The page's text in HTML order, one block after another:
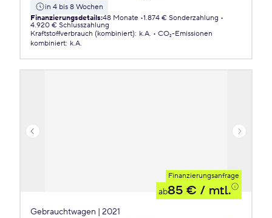
in 4 bis 8 Wochen
Finanzierungsdetails:48 Monate 1.874 € Sonderzahlung
4.920 € Schlusszahlung
Kraftstoffverbrauch (kombiniert): k.A.
CO₂-Emissionen
kombiniert: k.A.
Finanzierungsanfrage
ab85 € / mtl.
Gebrauchtwagen | 2021